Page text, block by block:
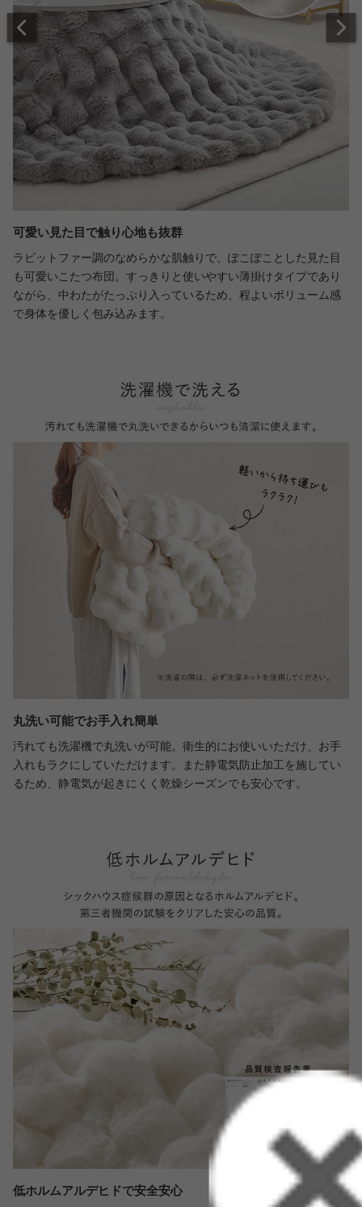
可愛い見た目で触り心地も抜群
ラビットファー調のなめらかな肌触りで、ぽこぽことした見た目
も可愛いこたつ布団。すっきりと使いやすい薄掛けタイプであり
ながら、中わたがたっぷり入っているため、程よいボリューム感
で身体を優しく包み込みます。
丸洗い可能でお手入れ簡単
汚れても洗濯機で丸洗いが可能。衛生的にお使いいただけ、お手
入れもラクにしていただけます。また静電気防止加工を施してい
るため、静電気が起きにくく乾燥シーズンでも安心です。
低ホルムアルデヒドで安全安心